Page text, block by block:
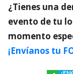
¿Tienes una
evento de tu
momento
¡Envíanos tu